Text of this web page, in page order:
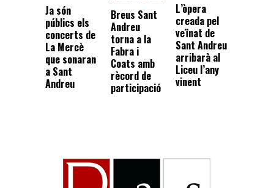
Ja són
públics els
concerts de
La Mercè
que sonaran
a Sant
Andreu
Breus Sant
Andreu
torna a la
Fabra i
Coats amb
rècord de
participació
L’òpera
creada pel
veïnat de
Sant Andreu
arribarà al
Liceu l’any
vinent